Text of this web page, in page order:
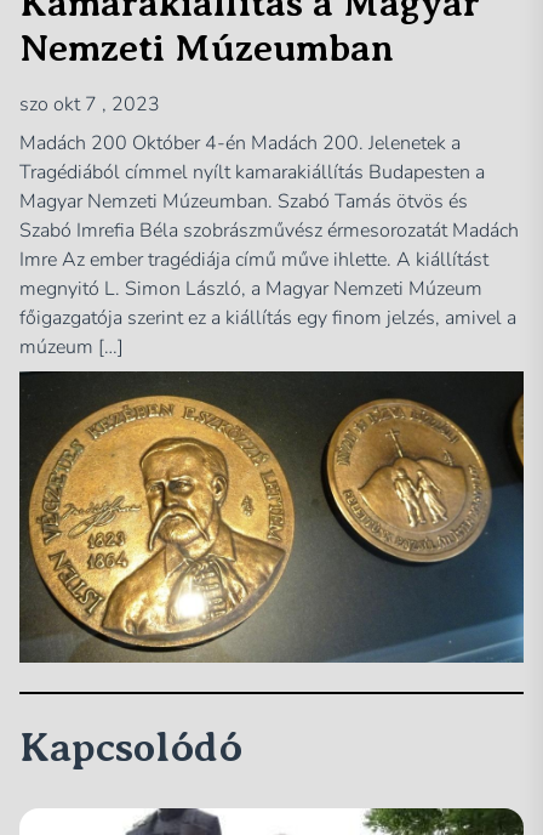
Nemzeti Múzeumban
szo okt 7 , 2023
Madách 200 Október 4-én Madách 200. Jelenetek a
Tragédiából címmel nyílt kamarakiállítás Budapesten a
Magyar Nemzeti Múzeumban. Szabó Tamás ötvös és
Szabó Imrefia Béla szobrászművész érmesorozatát Madách
Imre Az ember tragédiája című műve ihlette. A kiállítást
megnyitó L. Simon László, a Magyar Nemzeti Múzeum
főigazgatója szerint ez a kiállítás egy finom jelzés, amivel a
múzeum […]
Kapcsolódó